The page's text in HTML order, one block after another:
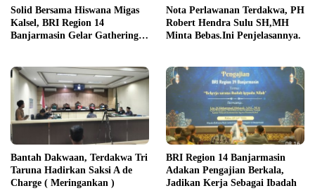
Solid Bersama Hiswana Migas
Kalsel, BRI Region 14
Banjarmasin Gelar Gathering
Nota Perlawanan Terdakwa, PH
Robert Hendra Sulu SH,MH
Minta Bebas.Ini Penjelasannya.
Bantah Dakwaan, Terdakwa Tri
Taruna Hadirkan Saksi A de
Charge ( Meringankan )
BRI Region 14 Banjarmasin
Adakan Pengajian Berkala,
Jadikan Kerja Sebagai Ibadah